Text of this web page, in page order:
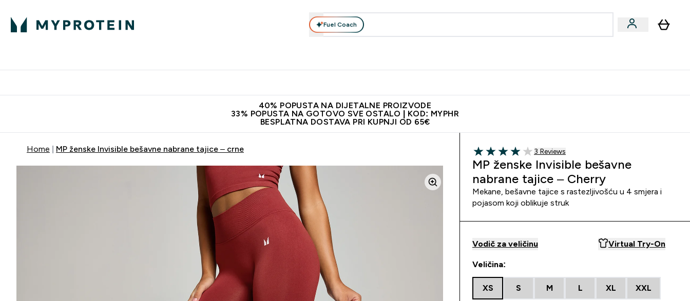
Fuel Coach
40% POPUSTA NA DIJETALNE PROIZVODE
33% POPUSTA NA GOTOVO SVE OSTALO | KOD: MYPHR
BESPLATNA DOSTAVA PRI KUPNJI OD 65€
Home MP ženske Invisible bešavne nabrane tajice – crne
4 out of 5 stars
3 customer reviews
3 Reviews
MP ženske Invisible bešavne
nabrane tajice – Cherry
Mekane, bešavne tajice s rastezljivošću u 4 smjera i
pojasom koji oblikuje struk
Vodič za veličinu Virtual Try-On
Veličina:
XS S M L XL XXL